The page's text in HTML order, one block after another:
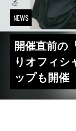
NEWS
開催直前の
りオフィ
ップも開催